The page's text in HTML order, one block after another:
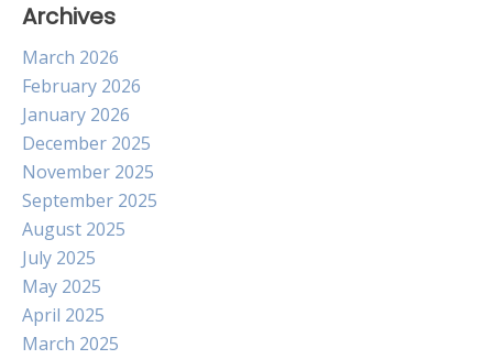
Archives
March 2026
February 2026
January 2026
December 2025
November 2025
September 2025
August 2025
July 2025
May 2025
April 2025
March 2025